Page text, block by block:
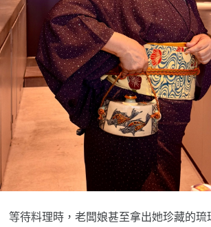
等待料理時，老闆娘甚至拿出她珍藏的琉